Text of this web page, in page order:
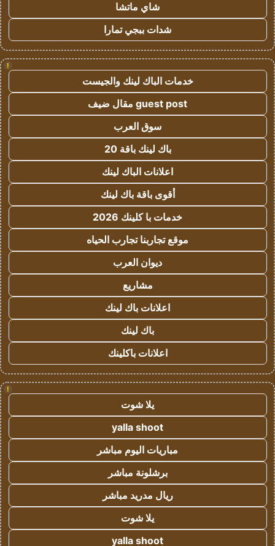
شاي ماتشا
شدات ببجي تمارا
!
خدمات الباك لينك والجيست
guest post مقال ضيف
سوق العرب
باك لينك باقة 20
اعلانات الباك لينك
أقوى باقة باك لينك
خدمات با كلينك 2026
موقع تجاربنا تجارب الحياه
ديوان العرب
مشاريع
اعلانات باك لينك
باك لينك
اعلانات باكلينك
!
يلا شوت
yalla shoot
مباريات اليوم مباشر
برشلونة مباشر
ريال مدريد مباشر
يلا شوت
yalla shoot